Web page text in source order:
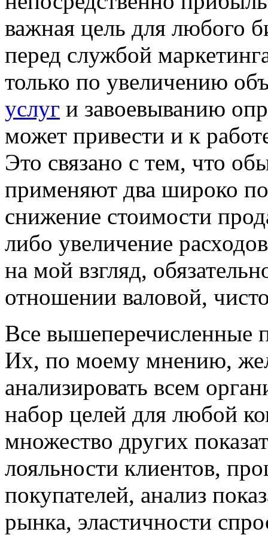
важная цель для любого
перед службой
только по увеличению
услуг и завоевыванию
может привести и к
Это связано с тем, что
применяют два широко
снижение стоимости
либо увеличение
на мой взгляд,
отношении валовой,
Все вышеперечисленные
Их, по моему мнению,
анализировать всем
набор целей для любой
множество других
лояльности клиентов,
покупателей, анализ
рынка, эластичности